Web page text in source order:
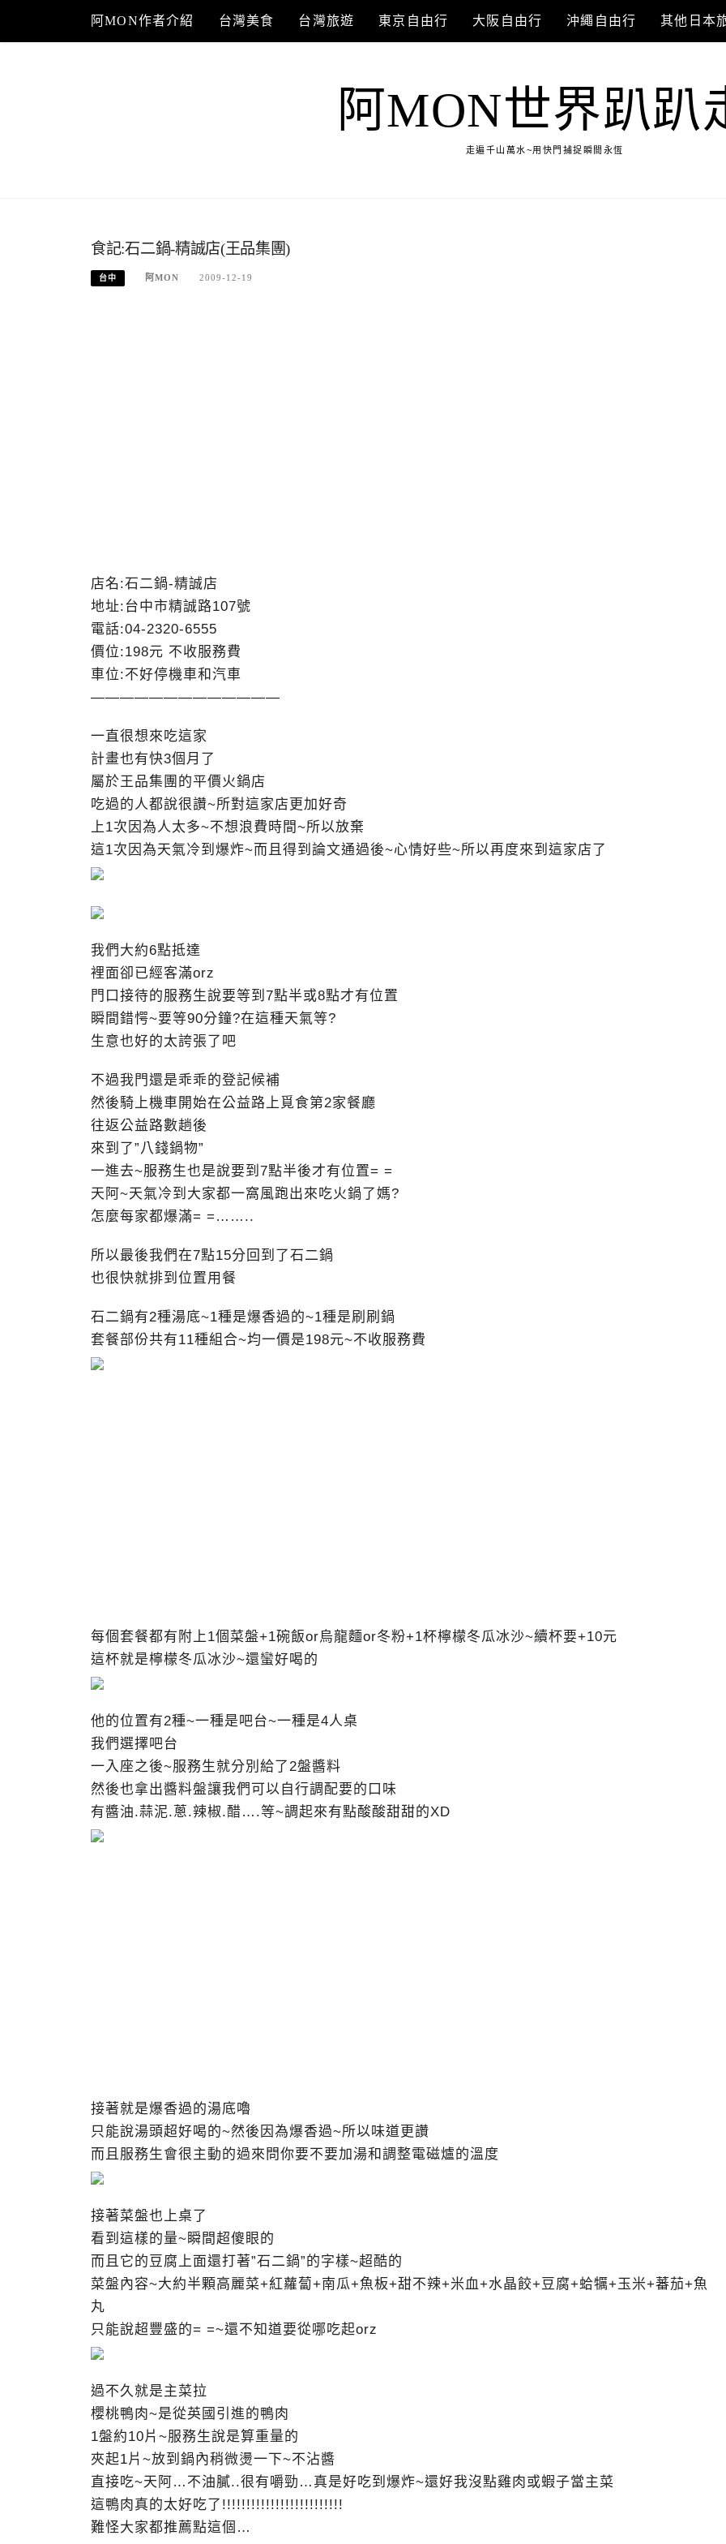
content
阿MON作者介紹 台灣美食 台灣旅遊 東京自由行 大阪自由行 沖繩自由行 其他日本
阿MON世界趴趴
走遍千山萬水~用快門捕捉瞬間永恆
食記:石二鍋-精誠店(王品集團)
台中 阿MON 2009-12-19
店名:石二鍋-精誠店
地址:台中市精誠路107號
電話:04-2320-6555
價位:198元 不收服務費
車位:不好停機車和汽車
—————————————
一直很想來吃這家
計畫也有快3個月了
屬於王品集團的平價火鍋店
吃過的人都說很讚~所對這家店更加好奇
上1次因為人太多~不想浪費時間~所以放棄
這1次因為天氣冷到爆炸~而且得到論文通過後~心情好些~所以再度來到這家店了
我們大約6點抵達
裡面卻已經客滿orz
門口接待的服務生說要等到7點半或8點才有位置
瞬間錯愕~要等90分鐘?在這種天氣等?
生意也好的太誇張了吧
不過我門還是乖乖的登記候補
然後騎上機車開始在公益路上覓食第2家餐廳
往返公益路數趟後
來到了”八錢鍋物”
一進去~服務生也是說要到7點半後才有位置= =
天阿~天氣冷到大家都一窩風跑出來吃火鍋了媽?
怎麼每家都爆滿= =……..
所以最後我們在7點15分回到了石二鍋
也很快就排到位置用餐
石二鍋有2種湯底~1種是爆香過的~1種是刷刷鍋
套餐部份共有11種組合~均一價是198元~不收服務費
每個套餐都有附上1個菜盤+1碗飯or烏龍麵or冬粉+1杯檸檬冬瓜冰沙~續杯要+10元
這杯就是檸檬冬瓜冰沙~還蠻好喝的
他的位置有2種~一種是吧台~一種是4人桌
我們選擇吧台
一入座之後~服務生就分別給了2盤醬料
然後也拿出醬料盤讓我們可以自行調配要的口味
有醬油.蒜泥.蔥.辣椒.醋….等~調起來有點酸酸甜甜的XD
接著就是爆香過的湯底嚕
只能說湯頭超好喝的~然後因為爆香過~所以味道更讚
而且服務生會很主動的過來問你要不要加湯和調整電磁爐的溫度
接著菜盤也上桌了
看到這樣的量~瞬間超傻眼的
而且它的豆腐上面還打著”石二鍋”的字樣~超酷的
菜盤內容~大約半顆高麗菜+紅蘿蔔+南瓜+魚板+甜不辣+米血+水晶餃+豆腐+蛤犡+玉米+蕃茄+魚
丸
只能說超豐盛的= =~還不知道要從哪吃起orz
過不久就是主菜拉
櫻桃鴨肉~是從英國引進的鴨肉
1盤約10片~服務生說是算重量的
夾起1片~放到鍋內稍微燙一下~不沾醬
直接吃~天阿…不油膩..很有嚼勁…真是好吃到爆炸~還好我沒點雞肉或蝦子當主菜
這鴨肉真的太好吃了!!!!!!!!!!!!!!!!!!!!!!!!!
難怪大家都推薦點這個…